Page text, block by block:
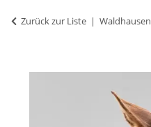
Zurück zur Liste Waldhausen